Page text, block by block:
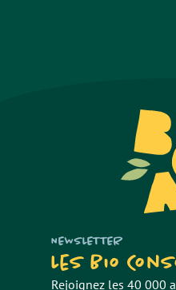
NEWSLETTER
Les Bio
Rejoignez les 40 000